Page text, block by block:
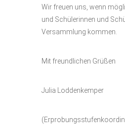
Wir freuen uns, wenn
und Schülerinnen und
Versammlung kommen.
Mit freundlichen Grüßen
Julia Loddenkemper